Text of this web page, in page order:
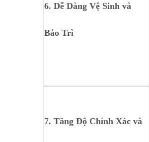
6. Dễ Dàng Vệ Sinh và
Bảo Trì
7. Tăng Độ Chính Xác và